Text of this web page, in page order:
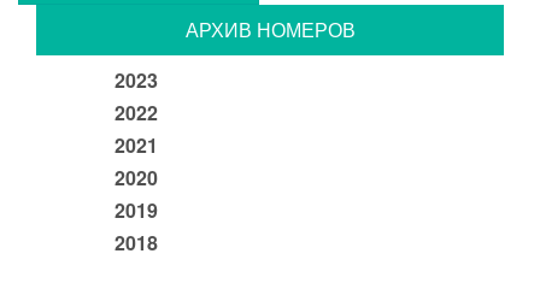
АРХИВ НОМЕРОВ
2023
2022
2021
2020
2019
2018